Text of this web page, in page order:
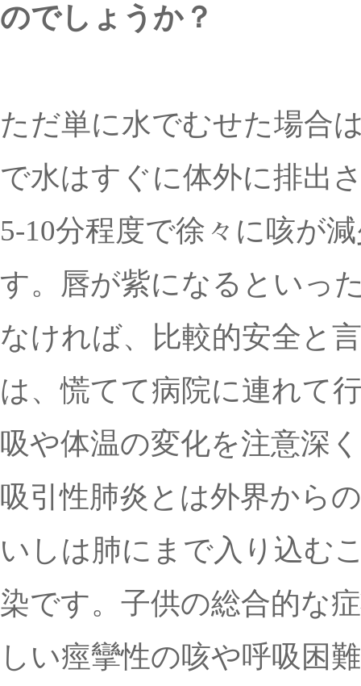
のでしょうか？
ただ単に水でむせた場合
で水はすぐに体外に排出
5-10分程度で徐々に咳が
す。唇が紫になるといっ
なければ、比較的安全と
は、慌てて病院に連れて
吸や体温の変化を注意深
吸引性肺炎とは外界から
いしは肺にまで入り込む
染です。子供の総合的な
しい痙攣性の咳や呼吸困